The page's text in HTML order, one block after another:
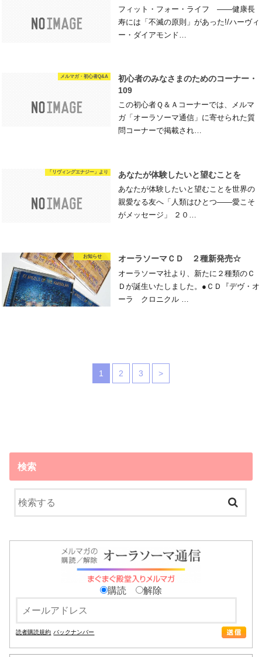
フィット・フォー・ライフ ——健康長
寿には「不滅の原則」があった!/ハーヴィ
ー・ダイアモンド…
メルマガ・初心者Q&A
初心者のみなさまのためのコーナー・
109
この初心者Ｑ＆Ａコーナーでは、メルマ
ガ「オーラソーマ通信」に寄せられた質
問コーナーで掲載され…
「リヴィングエナジー」より あなたが体験したいと望むことを
あなたが体験したいと望むことを世界の
親愛なる友へ「人類はひとつ――愛こそ
がメッセージ」 ２０…
お知らせ オーラソーマＣＤ ２種新発売☆
オーラソーマ社より、新たに２種類のＣ
Ｄが誕生いたしました。●ＣＤ『デヴ・オ
ーラ クロニクル …
1 2 3 >
検索
購読 解除
読者購読規約 バックナンバー